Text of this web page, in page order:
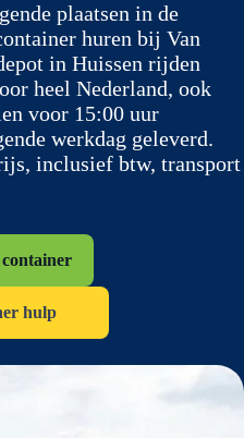
plaatsen in de
huren bij Van
in Huissen rijden
heel Nederland, ook
voor 15:00 uur
werkdag geleverd.
inclusief btw, transport
hulp